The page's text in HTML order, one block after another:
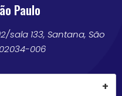
Paulo
sala 133, Santana, São
006